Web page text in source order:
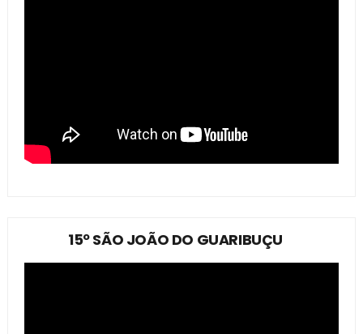
15º SÃO JOÃO DO GUARIBUÇU